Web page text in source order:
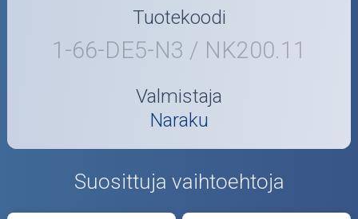
Tuotekoodi
1-66-DE5-N3 / NK200.11
Valmistaja
Naraku
Suosittuja vaihtoehtoja